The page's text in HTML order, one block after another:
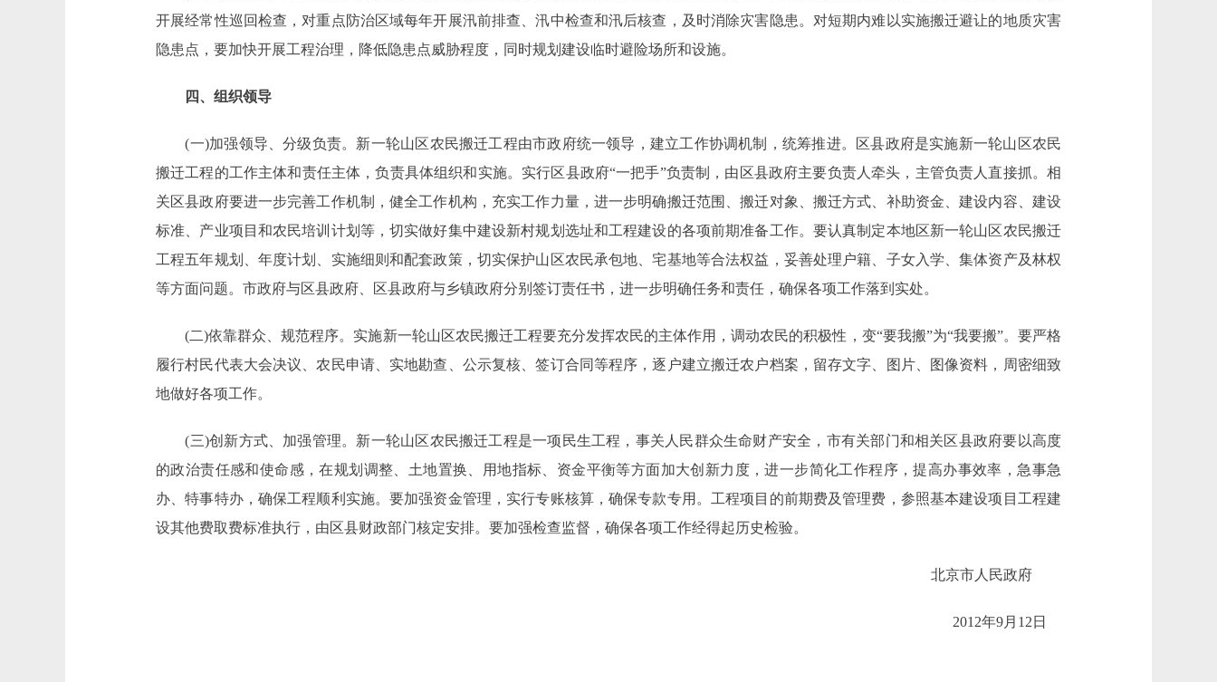
开展经常性巡回检查，对重点防治区域每年开展汛前排查、汛中检查和汛后核查，及时消除灾害隐患。对短期内难以实施搬迁避让的地质灾害
隐患点，要加快开展工程治理，降低隐患点威胁程度，同时规划建设临时避险场所和设施。
四、组织领导
(一)加强领导、分级负责。新一轮山区农民搬迁工程由市政府统一领导，建立工作协调机制，统筹推进。区县政府是实施新一轮山区农民
搬迁工程的工作主体和责任主体，负责具体组织和实施。实行区县政府“一把手”负责制，由区县政府主要负责人牵头，主管负责人直接抓。相
关区县政府要进一步完善工作机制，健全工作机构，充实工作力量，进一步明确搬迁范围、搬迁对象、搬迁方式、补助资金、建设内容、建设
标准、产业项目和农民培训计划等，切实做好集中建设新村规划选址和工程建设的各项前期准备工作。要认真制定本地区新一轮山区农民搬迁
工程五年规划、年度计划、实施细则和配套政策，切实保护山区农民承包地、宅基地等合法权益，妥善处理户籍、子女入学、集体资产及林权
等方面问题。市政府与区县政府、区县政府与乡镇政府分别签订责任书，进一步明确任务和责任，确保各项工作落到实处。
(二)依靠群众、规范程序。实施新一轮山区农民搬迁工程要充分发挥农民的主体作用，调动农民的积极性，变“要我搬”为“我要搬”。要严格
履行村民代表大会决议、农民申请、实地勘查、公示复核、签订合同等程序，逐户建立搬迁农户档案，留存文字、图片、图像资料，周密细致
地做好各项工作。
(三)创新方式、加强管理。新一轮山区农民搬迁工程是一项民生工程，事关人民群众生命财产安全，市有关部门和相关区县政府要以高度
的政治责任感和使命感，在规划调整、土地置换、用地指标、资金平衡等方面加大创新力度，进一步简化工作程序，提高办事效率，急事急
办、特事特办，确保工程顺利实施。要加强资金管理，实行专账核算，确保专款专用。工程项目的前期费及管理费，参照基本建设项目工程建
设其他费取费标准执行，由区县财政部门核定安排。要加强检查监督，确保各项工作经得起历史检验。
北京市人民政府
2012年9月12日